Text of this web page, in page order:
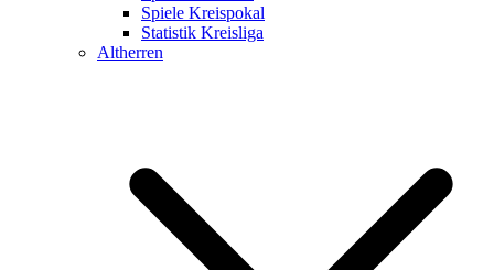
Spiele Kreispokal
Statistik Kreisliga
Altherren